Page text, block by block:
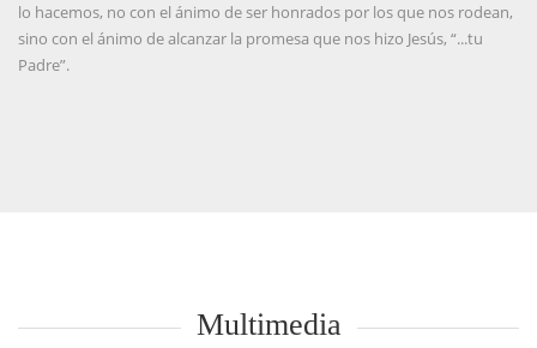
lo hacemos, no con el ánimo de ser honrados por los que nos rodean,
sino con el ánimo de alcanzar la promesa que nos hizo Jesús, “...tu
Padre”.
Multimedia